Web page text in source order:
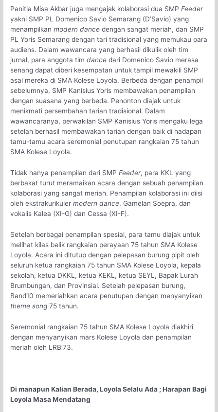
Panitia Misa Akbar juga mengajak kolaborasi dua SMPFeeder
yakni SMP PL Domenico Savio Semarang (D’Savio) yang
menampilkanmodern dance dengan sangat meriah, dan SMP
PL Yoris Semarang dengan tari tradisional yang memukau para
audiens. Dalam wawancara yang berhasil dikulik oleh tim
jurnal, para anggota timdance dari Domenico Savio merasa
senang dapat diberi kesempatan untuk tampil mewakili SMP
asal mereka di SMA Kolese Loyola. Berbeda dengan penampil
sebelumnya, SMP Kanisius Yoris membawakan penampilan
dengan suasana yang berbeda. Penonton diajak untuk
menikmati persembahan tarian tradisional. Dalam
wawancaranya, perwakilan SMP Kanisius Yoris mengaku lega
setelah berhasil membawakan tarian dengan baik di hadapan
tamu-tamu acara seremonial penutupan rangkaian 75 tahun
SMA Kolese Loyola.
Tidak hanya penampilan dari SMPFeeder, para KKL yang
berbakat turut meramaikan acara dengan sebuah penampilan
kolaborasi yang sangat meriah. Penampilan kolaborasi ini diisi
oleh ekstrakurikuler modern dance, Gamelan Soepra, dan
vokalis Kalea (XI-G) dan Cessa (XI-F).
Setelah berbagai penampilan spesial, para tamu diajak untuk
melihat kilas balik rangkaian perayaan 75 tahun SMA Kolese
Loyola. Acara ini ditutup dengan pelepasan burung pipit oleh
seluruh ketua rangkaian 75 tahun SMA Kolese Loyola, kepala
sekolah, ketua DKKL, ketua KEKL, ketua SEYL, Bapak Lurah
Brumbungan, dan Provinsial. Setelah pelepasan burung,
Band10 memeriahkan acara penutupan dengan menyanyikan
theme song 75 tahun.
Seremonial rangkaian 75 tahun SMA Kolese Loyola diakhiri
dengan menyanyikan mars Kolese Loyola dan penampilan
meriah oleh LRB’73.
Di manapun Kalian Berada, Loyola Selalu Ada ; Harapan Bagi
Loyola Masa Mendatang